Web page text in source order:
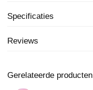
Specificaties
Reviews
Gerelateerde producten